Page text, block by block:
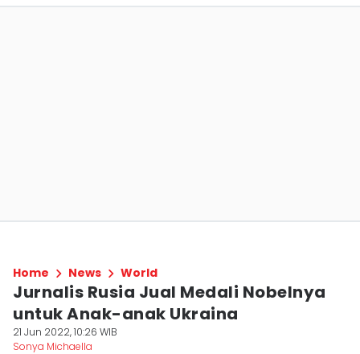
Home News World
Jurnalis Rusia Jual Medali Nobelnya
untuk Anak-anak Ukraina
21 Jun 2022, 10:26 WIB
Sonya Michaella